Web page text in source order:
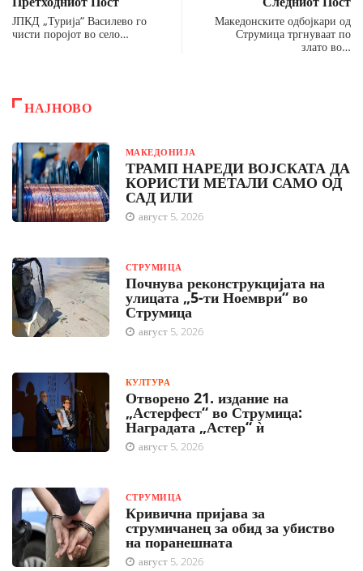
ЈПКД „Турија“ Василево го
чисти поројот во село…
Македонските одбојкари од
Струмица тргнуваат по
злато во…
НАЈНОВО
МАКЕДОНИЈА
ТРАМП НАРЕДИ ВОЈСКАТА ДА
КОРИСТИ МЕТАЛИ САМО ОД
САД ИЛИ
август 5, 2026
СТРУМИЦА
Почнува реконструкцијата на
улицата „5-ти Ноември“ во
Струмица
август 5, 2026
КУЛТУРА
Отворено 21. издание на
„Астерфест“ во Струмица:
Наградата „Астер“ ѝ
август 5, 2026
СТРУМИЦА
Кривична пријава за
струмичанец за обид за убиство
на поранешната
август 5, 2026